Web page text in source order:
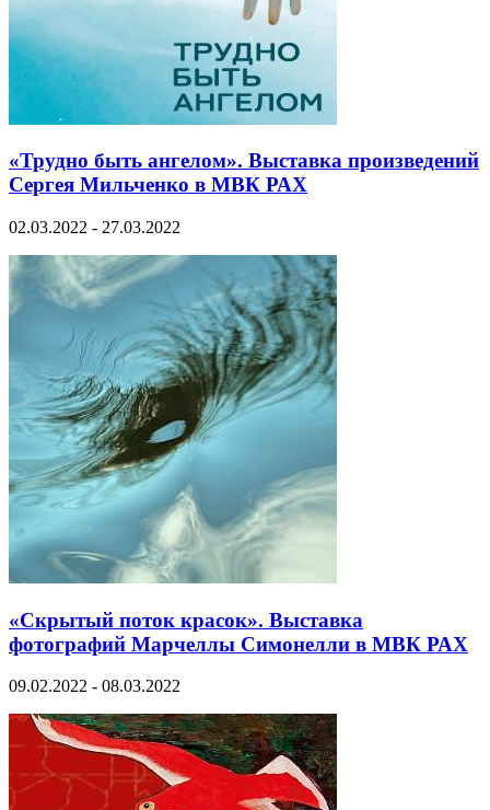
«Трудно быть ангелом». Выставка произведений
Сергея Мильченко в МВК РАХ
02.03.2022 - 27.03.2022
«Скрытый поток красок». Выставка
фотографий Марчеллы Симонелли в МВК РАХ
09.02.2022 - 08.03.2022